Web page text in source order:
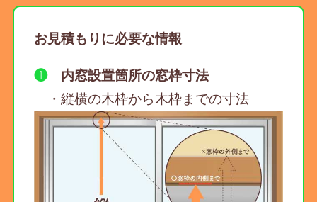
お見積もりに必要な情報
❶内窓設置箇所の窓枠寸法
・縦横の木枠から木枠までの寸法